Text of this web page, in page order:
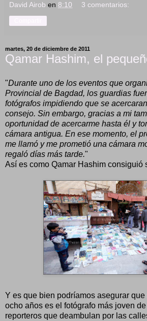
David Airob en 8:10 3 comentarios:
martes, 20 de diciembre de 2011
Qamar Hashim, el
"Durante uno de los eventos que
Provincial de Bagdad, los guardias
fotógrafos impidiendo que se
consejo. Sin embargo, gracias a mi
oportunidad de acercarme hasta él y
cámara antigua. En ese momento, el
me llamó y me prometió una cámara
regaló días más tarde."
Así es como Qamar Hashim consiguió
Y es que bien podríamos asegurar
ocho años es el fotógrafo más joven
reporteros que deambulan por las